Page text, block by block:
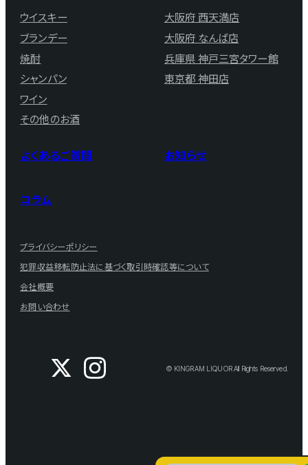
ウイスキー
ブランデー
焼酎
シャンパン
ワイン
その他のお酒
大阪府 西天満店
大阪府 なんば店
兵庫県 神戸三宮タワー館
東京都 神田店
よくあるご質問 お知らせ
コラム
プライバシーポリシー
犯罪収益移転防止法に基づく取引時確認等について
会社概要
お問い合わせ
© KINGRAM LIQUOR All Rights Reserved.